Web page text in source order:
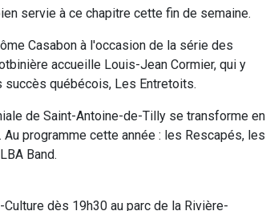
servie à ce chapitre cette fin de semaine.
Casabon à l'occasion de la série des
accueille Louis-Jean Cormier, qui y
succès québécois, Les Entretoits.
de Saint-Antoine-de-Tilly se transforme en
programme cette année : les Rescapés, les
Band.
dès 19h30 au parc de la Rivière-